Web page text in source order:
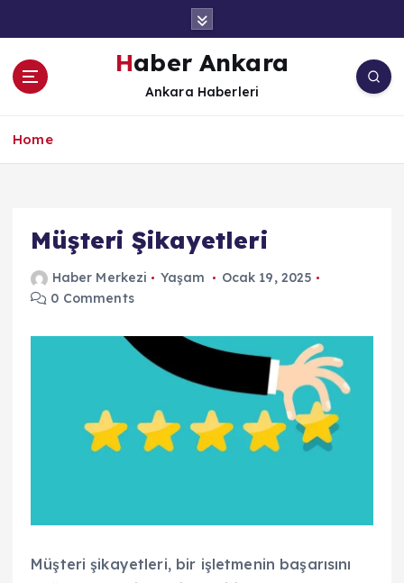
Haber Ankara
Ankara Haberleri
Home
Müşteri Şikayetleri
Haber Merkezi Yaşam
Ocak 19, 2025
0 Comments
Müşteri şikayetleri, bir işletmenin başarısını